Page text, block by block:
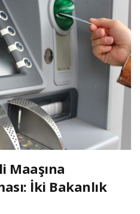
Maaşına
İki Bakanlık